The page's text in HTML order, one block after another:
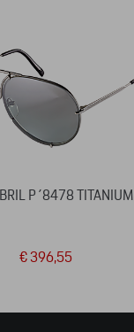
P´8478 TITANIUM
€ 396,55